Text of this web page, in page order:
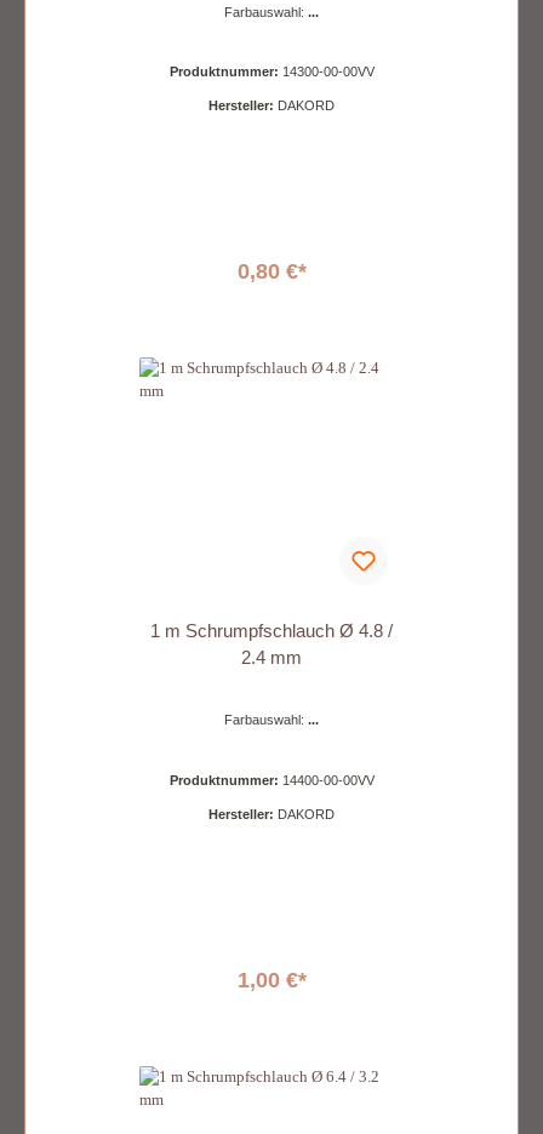
Farbauswahl: ...
Produktnummer: 14300-00-00VV
Hersteller: DAKORD
0,80 €*
1 m Schrumpfschlauch Ø 4.8 /
2.4 mm
Farbauswahl: ...
Produktnummer: 14400-00-00VV
Hersteller: DAKORD
1,00 €*